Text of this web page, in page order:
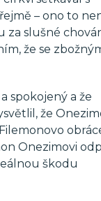
– ono to
za slušné
že se
spokojený a že
že
Onezimovi
škodu